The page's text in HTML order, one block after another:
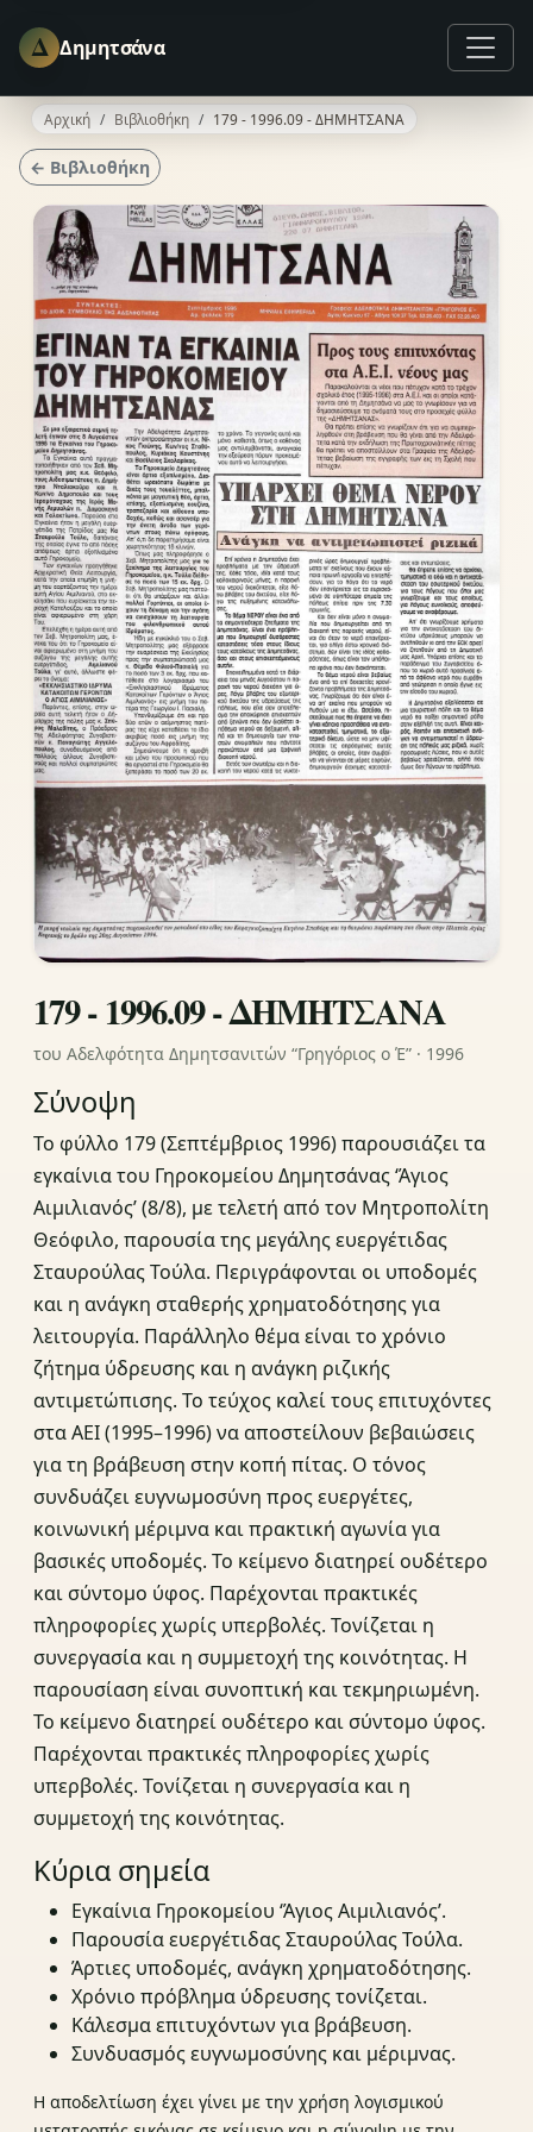
Δ Δημητσάνα
Αρχική Βιβλιοθήκη 179 - 1996.09 - ΔΗΜΗΤΣΑΝΑ
← Βιβλιοθήκη
179 - 1996.09 - ΔΗΜΗΤΣΑΝΑ
του Αδελφότητα Δημητσανιτών “Γρηγόριος ο Έ” · 1996
Σύνοψη
Το φύλλο 179 (Σεπτέμβριος 1996) παρουσιάζει τα
εγκαίνια του Γηροκομείου Δημητσάνας ‘Άγιος
Αιμιλιανός’ (8/8), με τελετή από τον Μητροπολίτη
Θεόφιλο, παρουσία της μεγάλης ευεργέτιδας
Σταυρούλας Τούλα. Περιγράφονται οι υποδομές
και η ανάγκη σταθερής χρηματοδότησης για
λειτουργία. Παράλληλο θέμα είναι το χρόνιο
ζήτημα ύδρευσης και η ανάγκη ριζικής
αντιμετώπισης. Το τεύχος καλεί τους επιτυχόντες
στα ΑΕΙ (1995–1996) να αποστείλουν βεβαιώσεις
για τη βράβευση στην κοπή πίτας. Ο τόνος
συνδυάζει ευγνωμοσύνη προς ευεργέτες,
κοινωνική μέριμνα και πρακτική αγωνία για
βασικές υποδομές. Το κείμενο διατηρεί ουδέτερο
και σύντομο ύφος. Παρέχονται πρακτικές
πληροφορίες χωρίς υπερβολές. Τονίζεται η
συνεργασία και η συμμετοχή της κοινότητας. Η
παρουσίαση είναι συνοπτική και τεκμηριωμένη.
Το κείμενο διατηρεί ουδέτερο και σύντομο ύφος.
Παρέχονται πρακτικές πληροφορίες χωρίς
υπερβολές. Τονίζεται η συνεργασία και η
συμμετοχή της κοινότητας.
Κύρια σημεία
Εγκαίνια Γηροκομείου ‘Άγιος Αιμιλιανός’.
Παρουσία ευεργέτιδας Σταυρούλας Τούλα.
Άρτιες υποδομές, ανάγκη χρηματοδότησης.
Χρόνιο πρόβλημα ύδρευσης τονίζεται.
Κάλεσμα επιτυχόντων για βράβευση.
Συνδυασμός ευγνωμοσύνης και μέριμνας.
Η αποδελτίωση έχει γίνει με την χρήση λογισμικού